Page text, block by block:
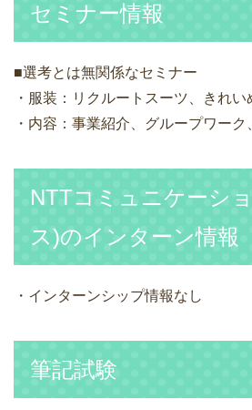
セミナー情報
■選考とは無関係なセミナー
・服装：リクルートスーツ、きれい
・内容：事業紹介、グループワーク
NTTコミュニケーシ
ス)のインターン情報
・インターンシップ情報なし
筆記試験